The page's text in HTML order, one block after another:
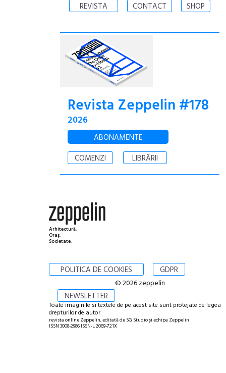
REVISTA CONTACT SHOP
Revista Zeppelin #178
2026
ABONAMENTE
COMENZI
LIBRĂRII
Arhitectură.
Oraș.
Societate.
POLITICA DE COOKIES GDPR
NEWSLETTER
© 2026 zeppelin
Toate imaginile si textele de pe acest site sunt protejate de legea
drepturilor de autor
revista online Zeppelin, editată de SG Studio și echipa Zeppelin
ISSN 3008-2986 ISSN-L 2069-721X